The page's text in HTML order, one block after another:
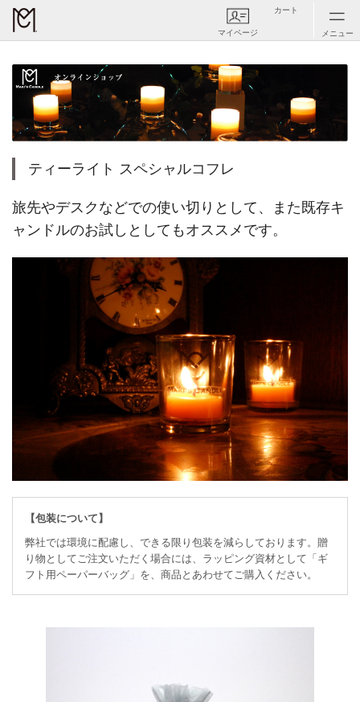
ティーライト スペシャルコフレ
旅先やデスクなどでの使い切りとして、また既存キ
ャンドルのお試しとしてもオススメです。
【包装について】
弊社では環境に配慮し、できる限り包装を減らしております。贈
り物としてご注文いただく場合には、ラッピング資材として「ギ
フト用ペーパーバッグ」を、商品とあわせてご購入ください。
メニュー
マイページ
カート